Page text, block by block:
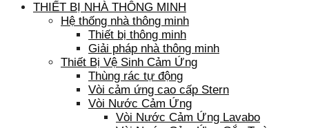
THIẾT BỊ NHÀ THÔNG MINH
Hệ thống nhà thông minh
Thiết bị thông minh
Giải pháp nhà thông minh
Thiết Bị Vệ Sinh Cảm Ứng
Thùng rác tự động
Vòi cảm ứng cao cấp Stern
Vòi Nước Cảm Ứng
Vòi Nước Cảm Ứng Lavabo